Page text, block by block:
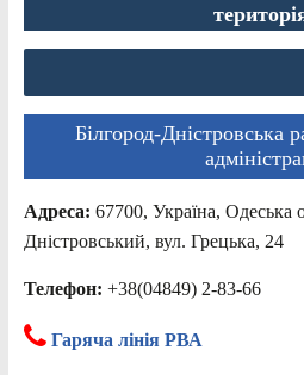
Білгород-Дністровська
Адреса: 67700, Україна, Одеська
Дністровський, вул. Грецька, 24
Телефон: +38(04849) 2-83-66
Гаряча лінія РВА